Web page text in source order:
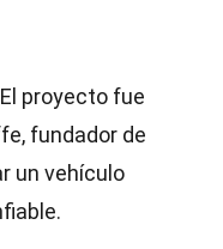
proyecto fue
fundador de
un vehículo